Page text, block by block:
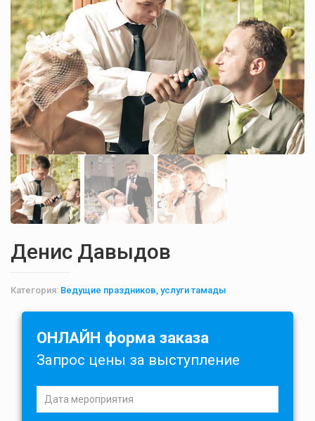
Денис Давыдов
Категория: Ведущие праздников, услуги тамады
ОНЛАЙН форма заказа
Запрос цены за выступление